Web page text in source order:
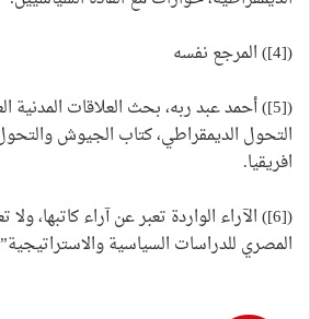
([4]) المرجع نفسه
([5]) أحمد عبد ربه، بحث العلاقات المدنية
التحول الديمقراطي، كتاب الجيوش
افريقيا.
([6]) الآراء الواردة تعبر عن آراء كاتبها،
المصري للدراسات السياسية